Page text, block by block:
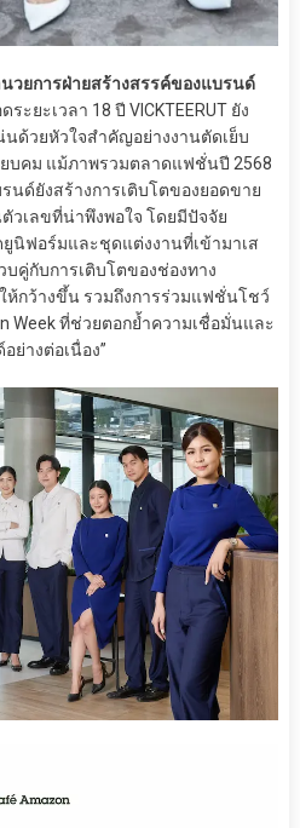
วยการฝ่ายสร้างสรรค์ของแบรนด์
ระยะเวลา 18 ปี VICKTEERUT ยัง
นด้วยหัวใจสำคัญอย่างงานตัดเย็บ
บคม แม้ภาพรวมตลาดแฟชั่นปี 2568
ด์ยังสร้างการเติบโตของยอดขาย
วเลขที่น่าพึงพอใจ โดยมีปัจจัย
นิฟอร์มและชุดแต่งงานที่เข้ามาเส
คู่กับการเติบโตของช่องทาง
กว้างขึ้น รวมถึงการร่วมแฟชั่นโชว์
Week ที่ช่วยตอกย้ำความเชื่อมั่นและ
ย่างต่อเนื่อง”